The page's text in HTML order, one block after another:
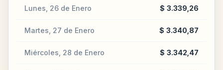
Lunes, 26 de Enero $ 3.339,26
Martes, 27 de Enero $ 3.340,87
Miércoles, 28 de Enero $ 3.342,47